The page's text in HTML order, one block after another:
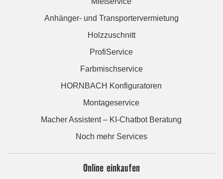
Anhänger- und Transportervermietung
Holzzuschnitt
ProfiService
Farbmischservice
HORNBACH Konfiguratoren
Montageservice
Macher Assistent – KI-Chatbot Beratung
Noch mehr Services
Online einkaufen